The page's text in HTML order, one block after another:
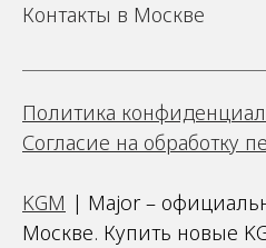
Контакты в Москве
Политика
Согласие на обработку
KGM | Major –
Москве. Купить новые